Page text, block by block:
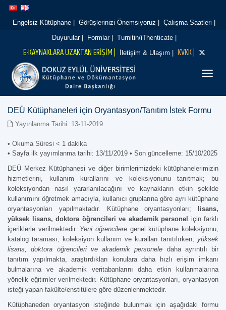
İçeriğe
Navigasyona
Engelsiz Kütüphane |
Görüşlerinizi Önemsiyoruz |
Çalışma Saatleri |
Duyurular |
Formlar | Turnitin/iThenticate |
E-KAYNAKLARA UZAKTAN ERİŞİM | İletişim & Ulaşım | KVKK |
DEÜ Kütüphaneleri için Oryantasyon/Tanıtım İstek Formu
Yayınlanma Tarihi: 13-11-2019
• Okuma Süresi < 1 dakika
• Sayfa ilk yayımlanma tarihi: 13/11/2019 • Son güncelleme: 15/10/2025
DEÜ Merkez Kütüphanesi ve diğer birimlerimizdeki kütüphanelerimizin
hizmetlerini, kullanım kurallarını ve koleksiyonunu tanıtmak; bu
koleksiyondan nasıl yararlanılacağını ve kaynakların etkin şekilde
kullanımını öğretmek amacıyla, kullanıcı gruplarına göre ayrı kütüphane
oryantasyonları yapılmaktadır. Kütüphane oryantasyonları; lisans,
yüksek lisans, doktora öğrencileri ve akademik personel için farklı
içeriklerle verilmektedir. Yeni öğrencilere genel kütüphane koleksiyonu,
katalog taraması, koleksiyon kullanım ve kuralları tanıtılırken; yüksek
lisans, doktora öğrencileri ve akademik personele daha ayrıntılı bir
tanıtım yapılmakta, araştırdıkları konulara daha hızlı erişim imkanı
bulmalarına ve akademik veritabanlarını daha etkin kullanmalarına
yönelik eğitimler verilmektedir. Kütüphane oryantasyonları, oryantasyon
isteği yapan fakülte/enstitülere göre düzenlenmektedir.
Kütüphaneden oryantasyon isteğinde bulunmak için aşağıdaki formu